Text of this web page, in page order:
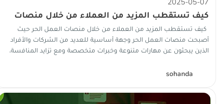
2025-05-07
⁠كيف تستقطب المزيد من العملاء من خلال منصات
العمل الحر
⁠كيف تستقطب المزيد من العملاء من خلال منصات العمل الحر حيث
أصبحت منصات العمل الحر وجهة أساسية للعديد من الشركات والأفراد
الذين يبحثون عن مهارات متنوعة وخبرات متخصصة ومع تزايد المنافسة،
sohanda